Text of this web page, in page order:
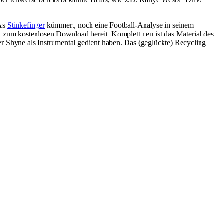
Stinkefingerkümmert, noch eine Football-Analyse in seinem
kostenlosen Download bereit. Komplett neu ist das Material des
als Instrumental gedient haben. Das (geglückte) Recycling